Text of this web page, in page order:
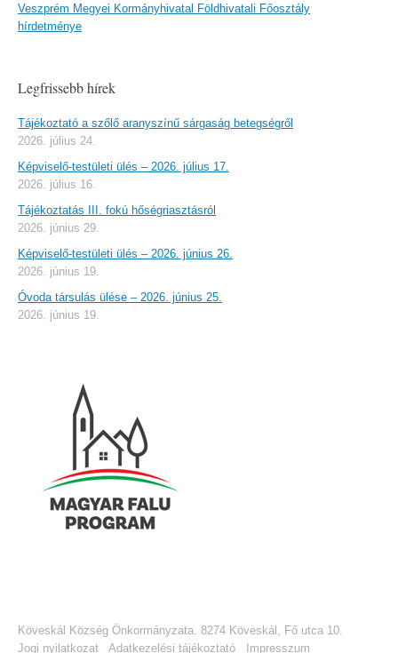
Veszprém Megyei Kormányhivatal Földhivatali Főosztály
hírdetménye
Legfrissebb hírek
Tájékoztató a szőlő aranyszínű sárgaság betegségről
2026. július 24.
Képviselő-testületi ülés – 2026. július 17.
2026. július 16.
Tájékoztatás III. fokú hőségriasztásról
2026. június 29.
Képviselő-testületi ülés – 2026. június 26.
2026. június 19.
Óvoda társulás ülése – 2026. június 25.
2026. június 19.
Köveskál Község Önkormányzata. 8274 Köveskál, Fő utca 10.
Jogi nyilatkozat
Adatkezelési tájékoztató Impresszum